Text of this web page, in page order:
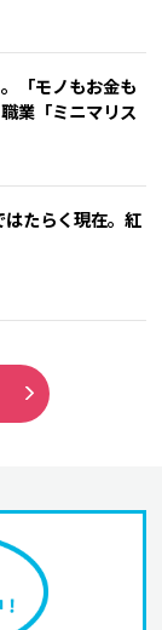
「モノもお金も
業「ミニマリス
はたらく現在。紅